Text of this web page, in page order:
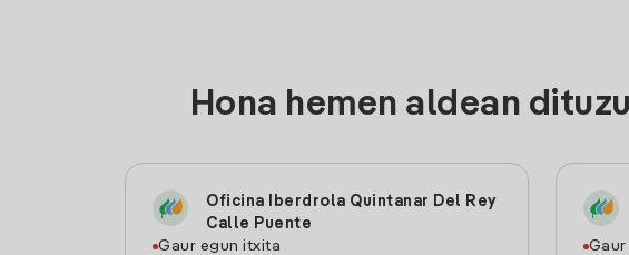
Hona hemen aldean
Oficina Iberdrola Quintanar Del Rey
Calle Puente
Gaur egun itxita